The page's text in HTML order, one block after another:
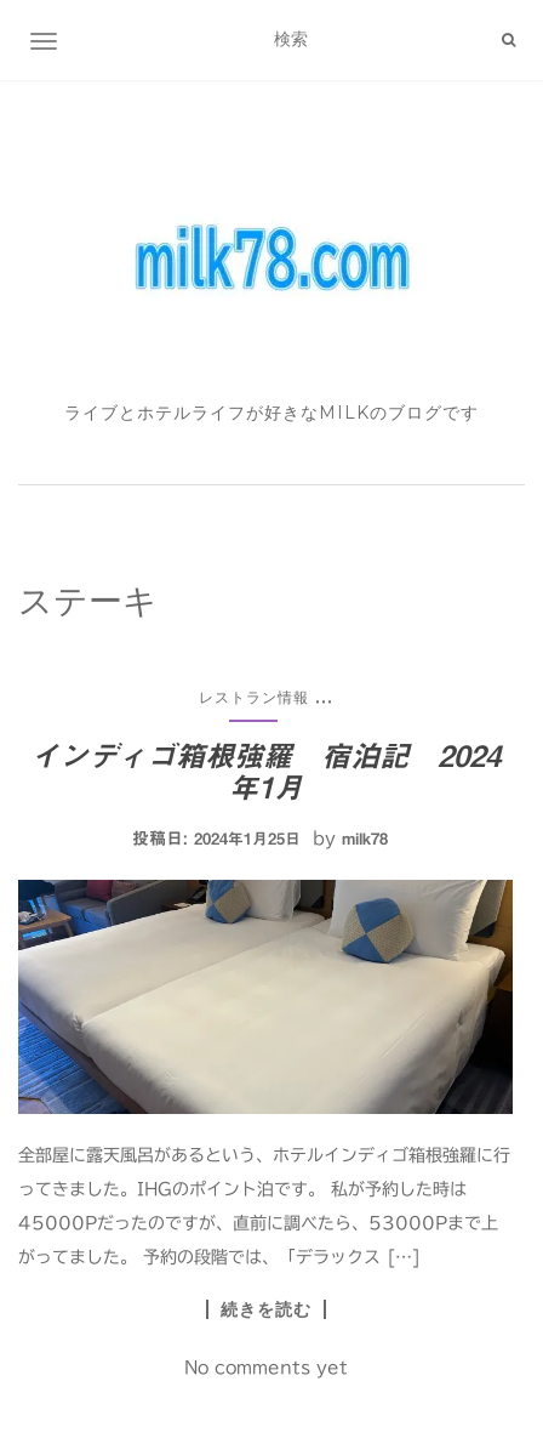
ナビゲーション切り替え
ライブとホテルライフが好きなMILKのブログです
ステーキ
レストラン情報 ...
インディゴ箱根強羅 宿泊記 2024
年1月
投稿日: 2024年1月25日 by milk78
全部屋に露天風呂があるという、ホテルインディゴ箱根強羅に行
ってきました。IHGのポイント泊です。 私が予約した時は
45000Pだったのですが、直前に調べたら、53000Pまで上
がってました。 予約の段階では、「デラックス […]
続きを読む
No comments yet